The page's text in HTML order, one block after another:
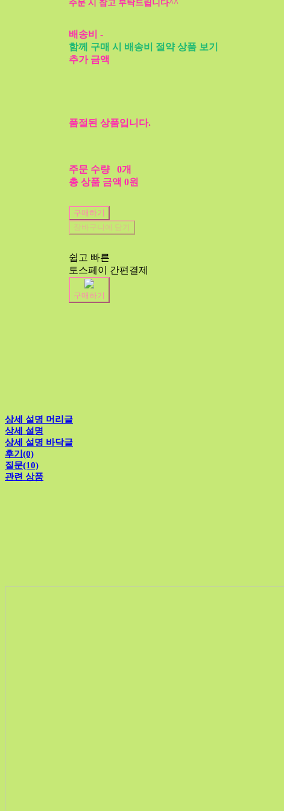
주문 시 참고 부탁드립니다^^
배송비-
함께 구매 시 배송비 절약 상품 보기
추가 금액
품절된 상품입니다.
주문 수량
0개
총 상품 금액 0원
구매하기
장바구니에 담기
쉽고 빠른
토스페이 간편결제
구매하기
상세 설명 머리글
상세 설명
상세 설명 바닥글
후기(0)
질문(10)
관련 상품